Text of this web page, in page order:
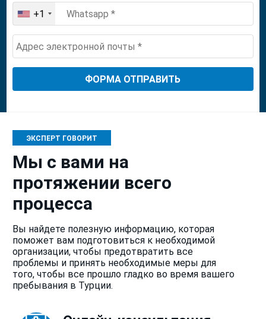
United
States
+1
+1
ЭКСПЕРТ ГОВОРИТ
Мы с вами на
протяжении всего
процесса
Вы найдете полезную информацию, которая
поможет вам подготовиться к необходимой
организации, чтобы предотвратить все
проблемы и принять необходимые меры для
того, чтобы все прошло гладко во время вашего
пребывания в Турции.